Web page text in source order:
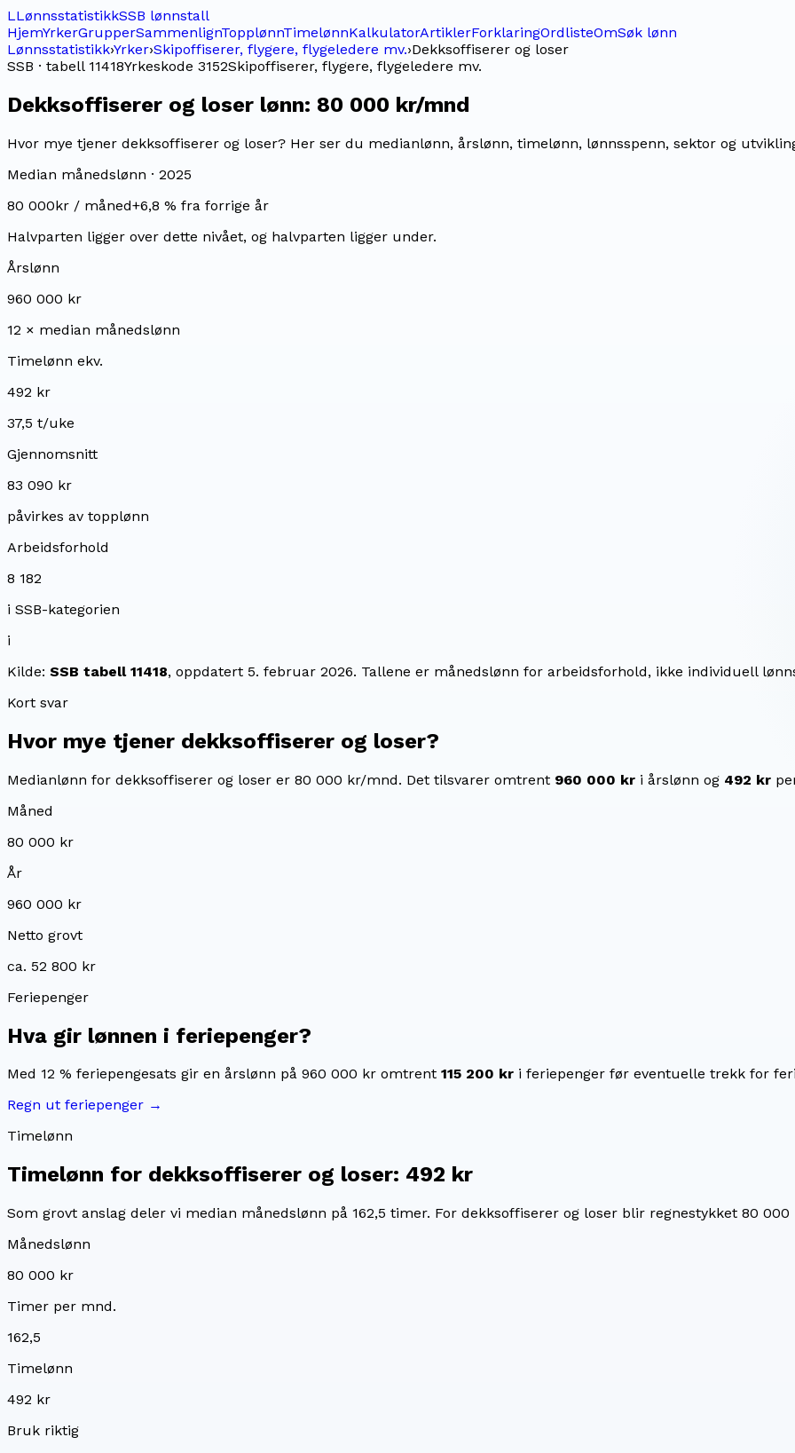
LLønnsstatistikkSSB lønnstall
HjemYrkerGrupperSammenlignTopplønnTimelønnKalkulatorArtiklerForklaringOrdlisteOmSøk lønn
Lønnsstatistikk›Yrker›Skipoffiserer, flygere, flygeledere mv.›Dekksoffiserer og loser
SSB · tabell 11418Yrkeskode 3152Skipoffiserer, flygere, flygeledere mv.
Dekksoffiserer og loser lønn: 80 000 kr/mnd
Hvor mye tjener dekksoffiserer og loser? Her ser du medianlønn, årslønn, timelønn, lønnsspenn, sektor og
Median månedslønn · 2025
80 000kr / måned+6,8 % fra forrige år
Halvparten ligger over dette nivået, og halvparten ligger under.
Årslønn
960 000 kr
12 × median månedslønn
Timelønn ekv.
492 kr
37,5 t/uke
Gjennomsnitt
83 090 kr
påvirkes av topplønn
Arbeidsforhold
8 182
i SSB-kategorien
i
Kilde: SSB tabell 11418, oppdatert 5. februar 2026. Tallene er månedslønn for arbeidsforhold, ikke individuell
Kort svar
Hvor mye tjener dekksoffiserer og loser?
Medianlønn for dekksoffiserer og loser er 80 000 kr/mnd. Det tilsvarer omtrent 960 000 kr i årslønn og 492 kr
Måned
80 000 kr
År
960 000 kr
Netto grovt
ca. 52 800 kr
Feriepenger
Hva gir lønnen i feriepenger?
Med 12 % feriepengesats gir en årslønn på 960 000 kr omtrent 115 200 kr i feriepenger før eventuelle trekk for
Regn ut feriepenger →
Timelønn
Timelønn for dekksoffiserer og loser: 492 kr
Som grovt anslag deler vi median månedslønn på 162,5 timer. For dekksoffiserer og loser blir regnestykket 80 000
Månedslønn
80 000 kr
Timer per mnd.
162,5
Timelønn
492 kr
Bruk riktig